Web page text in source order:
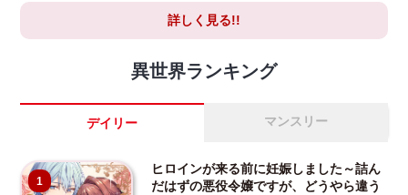
詳しく見る!!
異世界ランキング
デイリー マンスリー
1
ヒロインが来る前に妊娠しました～詰ん
だはずの悪役令嬢ですが、どうやら違う